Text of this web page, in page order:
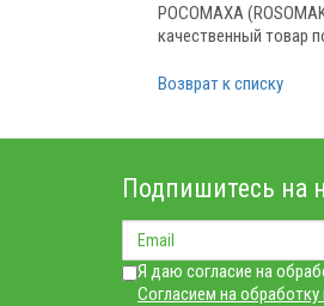
РОСОМАХА
качественный товар
Возврат к списку
Подпишитесь на
Я даю согласие на
Согласием на